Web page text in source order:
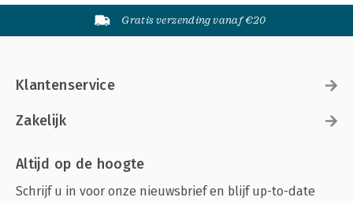
Gratis verzending vanaf €20
Klantenservice
Zakelijk
Altijd op de hoogte
Schrijf u in voor onze nieuwsbrief en blijf up-to-date